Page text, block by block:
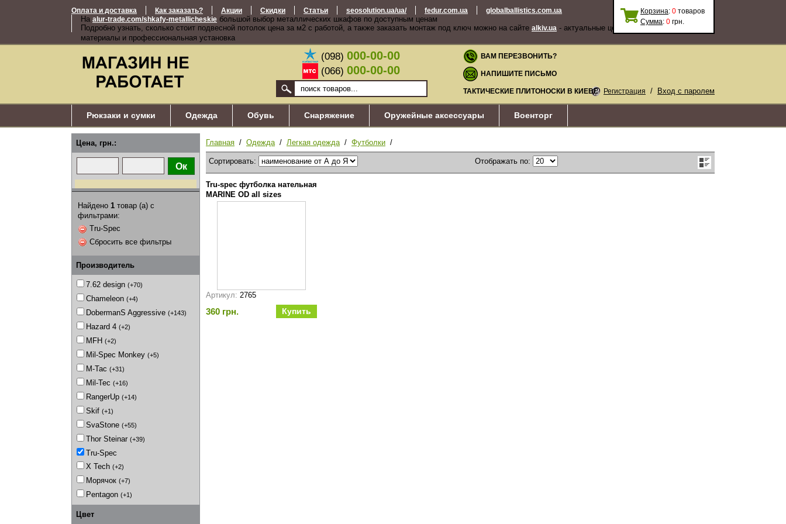
Оплата и доставка Как заказать? Акции Скидки Статьи seosolution.ua/ua/ fedur.com.ua globalballistics.com.ua
На alur-trade.com/shkafy-metallicheskie большой выбор металлических шкафов по доступным ценам
Подробно узнать, сколько стоит подвесной потолок цена за м2 с работой, а также заказать монтаж под ключ можно на сайте alkiv.ua - актуальные цены, качественные
материалы и профессиональная установка
Корзина: 0 товаров
Сумма: 0 грн.
(098) 000-00-00
(066) 000-00-00
Регистрация / Вход с паролем
ВАМ ПЕРЕЗВОНИТЬ?
НАПИШИТЕ ПИСЬМО
ТАКТИЧЕСКИЕ ПЛИТОНОСКИ В КИЕВЕ
Рюкзаки и сумки Одежда Обувь Снаряжение Оружейные аксессуары Военторг
Цена, грн.:
Найдено 1 товар (а) с
фильтрами:
Tru-Spec
Сбросить все фильтры
Производитель
7.62 design (+70)
Chameleon (+4)
DobermanS Aggressive (+143)
Hazard 4 (+2)
MFH (+2)
Mil-Spec Monkey (+5)
M-Tac (+31)
Mil-Tec (+16)
RangerUp (+14)
Skif (+1)
SvaStone (+55)
Thor Steinar (+39)
Tru-Spec
X Tech (+2)
Морячок (+7)
Pentagon (+1)
Цвет
Главная / Одежда/ Легкая одежда/ Футболки /
Сортировать: Отображать по:
Tru-spec футболка нательная
MARINE OD all sizes
Артикул: 2765
360 грн.